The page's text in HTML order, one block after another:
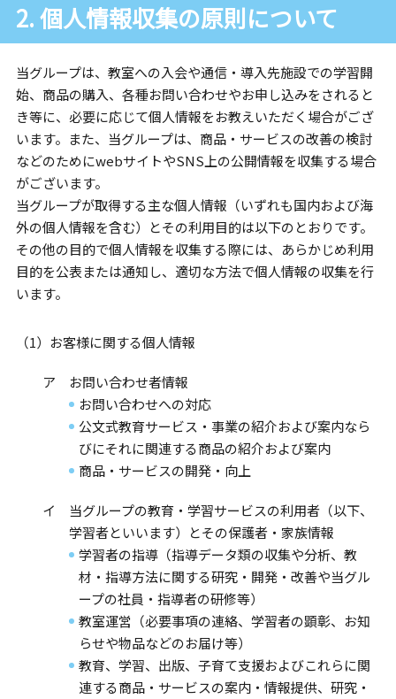
2. 個人情報収集の原則について
当グループは、教室への入会や通信・導入先施設での学習開
始、商品の購入、各種お問い合わせやお申し込みをされると
き等に、必要に応じて個人情報をお教えいただく場合がござ
います。また、当グループは、商品・サービスの改善の検討
などのためにwebサイトやSNS上の公開情報を収集する場合
がございます。
当グループが取得する主な個人情報（いずれも国内および海
外の個人情報を含む）とその利用目的は以下のとおりです。
その他の目的で個人情報を収集する際には、あらかじめ利用
目的を公表または通知し、適切な方法で個人情報の収集を行
います。
（1）お客様に関する個人情報
ア お問い合わせ者情報
お問い合わせへの対応
公文式教育サービス・事業の紹介および案内なら
びにそれに関連する商品の紹介および案内
商品・サービスの開発・向上
イ 当グループの教育・学習サービスの利用者（以下、
学習者といいます）とその保護者・家族情報
学習者の指導（指導データ類の収集や分析、教
材・指導方法に関する研究・開発・改善や当グル
ープの社員・指導者の研修等）
教室運営（必要事項の連絡、学習者の顕彰、お知
らせや物品などのお届け等）
教育、学習、出版、子育て支援およびこれらに関
連する商品・サービスの案内・情報提供、研究・